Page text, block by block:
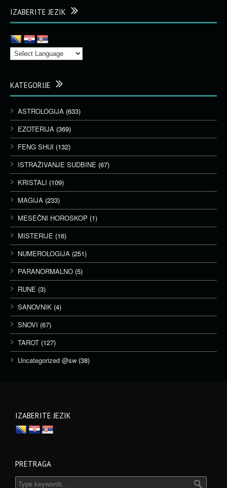
IZABERITE JEZIK
KATEGORIJE
ASTROLOGIJA (633)
EZOTERIJA (369)
FENG SHUI (132)
ISTRAŽIVANJE SUDBINE (67)
KRISTALI (109)
MAGIJA (233)
MESEČNI HOROSKOP (1)
MISTERIJE (16)
NUMEROLOGIJA (251)
PARANORMALNO (5)
RUNE (3)
SANOVNIK (4)
SNOVI (67)
TAROT (127)
Uncategorized @sw (38)
IZABERITE JEZIK
PRETRAGA